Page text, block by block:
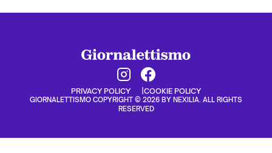
PRIVACY POLICY COOKIE POLICY
GIORNALETTISMO COPYRIGHT © 2026 BY NEXILIA. ALL RIGHTS
RESERVED